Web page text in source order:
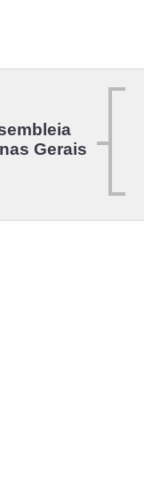
Gerais